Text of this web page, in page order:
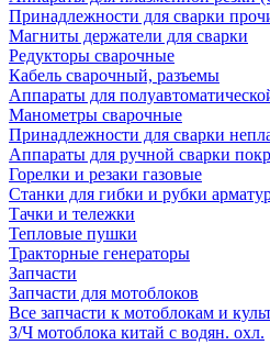
Принадлежности для сварки
Магниты держатели для сварки
Редукторы сварочные
Кабель сварочный, разъемы
Аппараты для
Манометры сварочные
Принадлежности для сварки
Аппараты для ручной сварки
Горелки и резаки газовые
Станки для гибки и рубки
Тачки и тележки
Тепловые пушки
Тракторные генераторы
Запчасти
Запчасти для мотоблоков
Все запчасти к мотоблокам и
З/Ч мотоблока китай с водян. охл.